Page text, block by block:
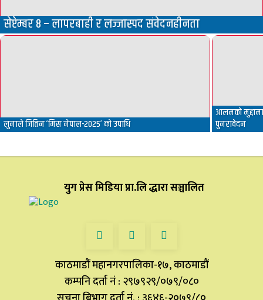
सेप्टेम्बर ८ – लापरबाही र लज्जास्पद संवेदनहीनता
लुनाले जितिन ‘मिस नेपाल-२०२५’ को उपाधि
आलमको
पुनरावेदन
युग प्रेस मिडिया प्रा.लि द्धारा सञ्चालित
काठमाडौं महानगरपालिका-१७, काठमाडौं
कम्पनि दर्ता नं : २९७९२९/०७९/०८०